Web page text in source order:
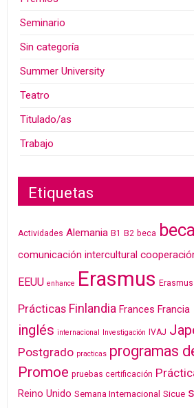
Seminario
Sin categoría
Summer University
Teatro
Titulado/as
Trabajo
Etiquetas
Actividades Alemania B1 B2 beca
comunicación intercultural
EEUU enhance Erasmus Erasmus
Prácticas Finlandia Frances Francia
inglés internacional Investigación IVAJ
Postgrado practicas programas
Promoe pruebas certificación
Reino Unido Semana Internacional Sicue